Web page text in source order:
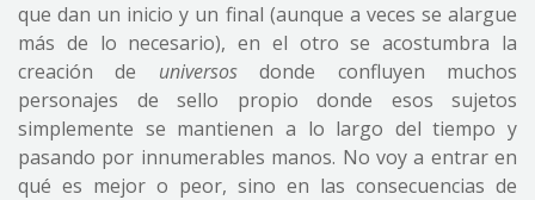
que dan un inicio y un final (aunque a veces se alargue
más de lo necesario), en el otro se acostumbra la
creación de universosdonde confluyen muchos
personajes de sello propio donde esos sujetos
simplemente se mantienen a lo largo del tiempo y
pasando por innumerables manos. No voy a entrar en
qué es mejor o peor, sino en las consecuencias de